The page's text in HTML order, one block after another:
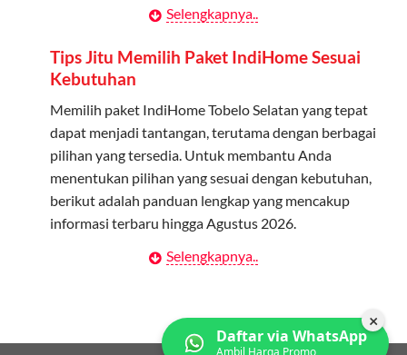
menggunakan kuota keluarga.
kuota melalui aplikasi MyTelkomsel.
Kontrak Berlangganan
Pelanggan harus menandatangani Kontrak
Berlangganan yang mencakup data pelanggan, jenis
layanan indihome Tobelo Selatan yang dipilih, serta
syarat dan ketentuan yang berlaku. Kontrak ini dapat
diubah atau ditambah sesuai kebutuhan.
Biaya Pasang Baru (PSB)
perangkat CPE (Customer Premises Equipment)
dilakukan sebelum layanan wifi indiHome dapat
Selengkapnya..
Tips Jitu Memilih Paket IndiHome Sesuai
Kebutuhan
Memilih paket IndiHome Tobelo Selatan yang tepat
dapat menjadi tantangan, terutama dengan berbagai
pilihan yang tersedia. Untuk membantu Anda
menentukan pilihan yang sesuai dengan kebutuhan,
berikut adalah panduan lengkap yang mencakup
informasi terbaru hingga Agustus 2026.
Menentukan Kebutuhan Kecepatan Internet
Tobelo Selatan adalah memahami kebutuhan
kecepatan wifi IndiHome yang anda butuhkan. Berikut
Selengkapnya..
×
Daftar via WhatsApp
Ambil Harga Promo